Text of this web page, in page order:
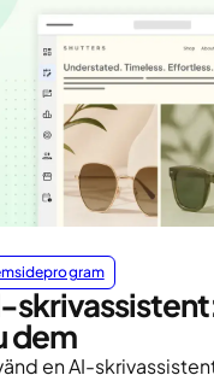
dem
en AI-